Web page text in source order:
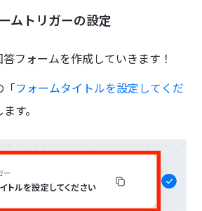
ムトリガーの設定
フォームを作成していきます！
「フォームタイトルを設定してくだ
す。